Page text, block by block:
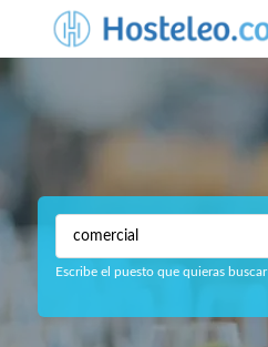
Escribe el puesto que quieras buscar